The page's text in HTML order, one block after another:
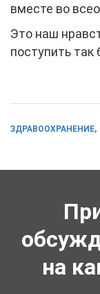
вместе во
Это наш
поступить так
ЗДРАВООХРАНЕНИЕ
на